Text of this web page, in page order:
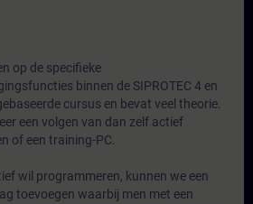
op de specifieke
binnen de SIPROTEC 4 en
cursus en bevat veel theorie.
een volgen van dan zelf actief
of een training-PC.
wil programmeren, kunnen we een
toevoegen waarbij men met een